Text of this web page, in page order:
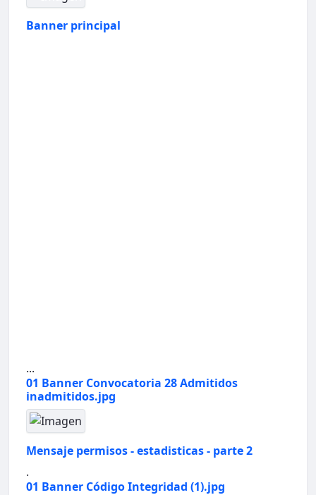
Banner principal
...
01 Banner Convocatoria 28 Admitidos
inadmitidos.jpg
Mensaje permisos - estadisticas - parte 2
.
01 Banner Código Integridad (1).jpg